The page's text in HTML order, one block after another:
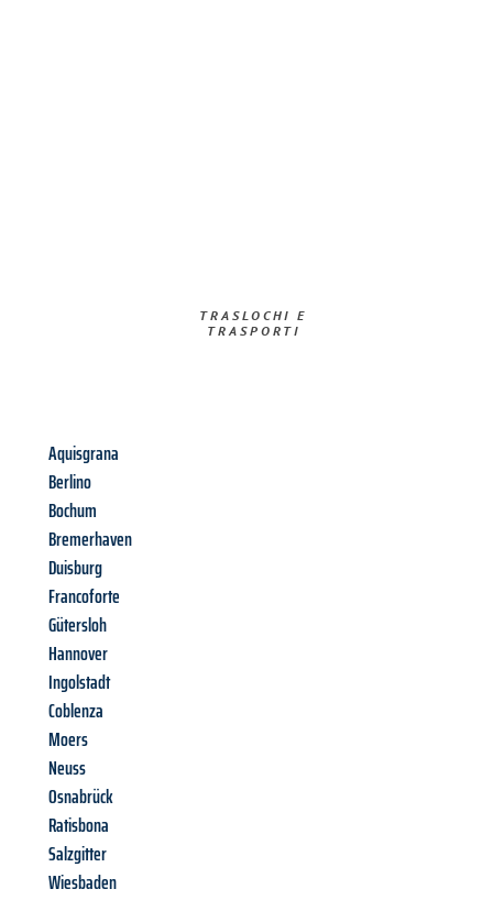
TRASLOCHI E
TRASPORTI​
Aquisgrana
Berlino
Bochum
Bremerhaven
Duisburg
Francoforte
Gütersloh
Hannover
Ingolstadt
Coblenza
Moers
Neuss
Osnabrück
Ratisbona
Salzgitter
Wiesbaden